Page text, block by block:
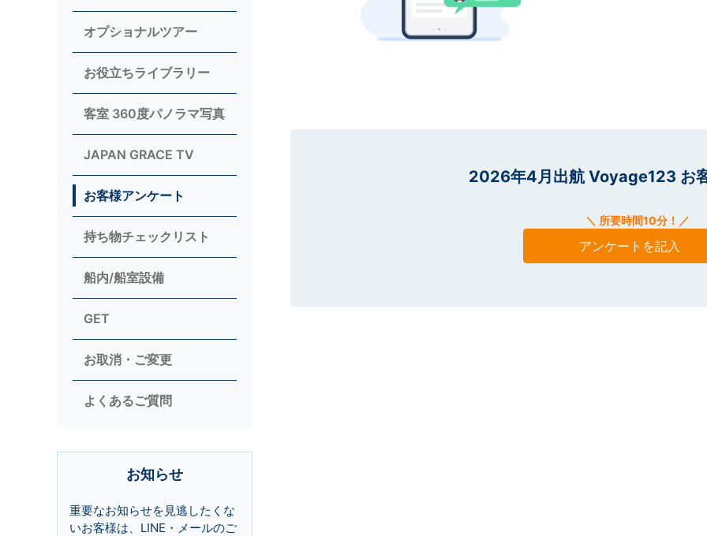
オプショナルツアー
お役立ちライブラリー
客室 360度パノラマ写真
JAPAN GRACE TV
お客様アンケート
持ち物チェックリスト
船内/船室設備
GET
お取消・ご変更
よくあるご質問
お知らせ
重要なお知らせを見逃したくな
いお客様は、LINE・メールのご
2026年4月出航 Voyage123 お
＼ 所要時間10分！／
アンケートを記入